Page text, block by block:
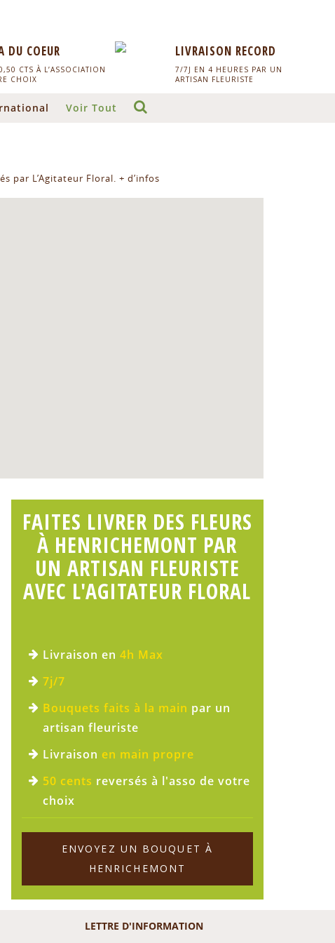
DU COEUR
CTS À L’ASSOCIATION
CHOIX
LIVRAISON RECORD
7/7J EN 4 HEURES PAR UN
ARTISAN FLEURISTE
Voir Tout
par L’Agitateur Floral. + d’infos
FAITES LIVRER DES FLEURS
À HENRICHEMONT PAR
UN ARTISAN FLEURISTE
AVEC L'AGITATEUR FLORAL
Livraison en 4h Max
7j/7
Bouquets faits à la main par un
artisan fleuriste
Livraison en main propre
50 cents reversés à l'asso de votre
choix
ENVOYEZ UN BOUQUET À
HENRICHEMONT
LETTRE D'INFORMATION